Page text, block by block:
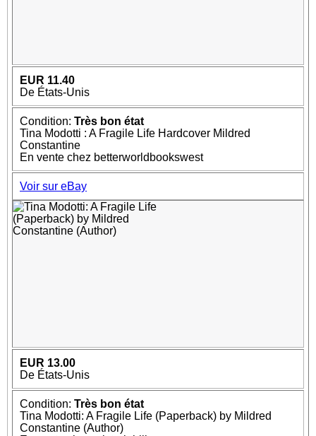
EUR 11.40
De États-Unis
Condition: Très bon état
Tina Modotti : A Fragile Life Hardcover Mildred
Constantine
En vente chez betterworldbookswest
Voir sur eBay
EUR 13.00
De États-Unis
Condition: Très bon état
Tina Modotti: A Fragile Life (Paperback) by Mildred
Constantine (Author)